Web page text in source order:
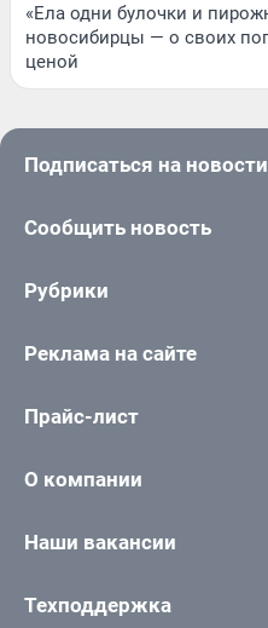
«Ела одни булочки и
новосибирцы — о своих
ценой
Подписаться на новости
Сообщить новость
Рубрики
Реклама на сайте
Прайс-лист
О компании
Наши вакансии
Техподдержка